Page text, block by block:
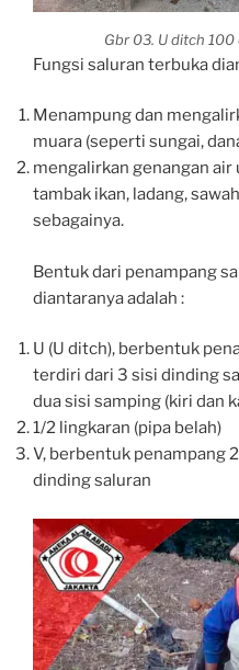
Gbr 03. U ditch
Fungsi saluran terbuka
Menampung dan
muara (seperti sungai,
mengalirkan genangan
tambak ikan, ladang,
sebagainya.
Bentuk dari penampang
diantaranya adalah :
U (U ditch), berbentuk
terdiri dari 3 sisi dinding
dua sisi samping (kiri dan
1/2 lingkaran (pipa belah)
V, berbentuk penampang
dinding saluran